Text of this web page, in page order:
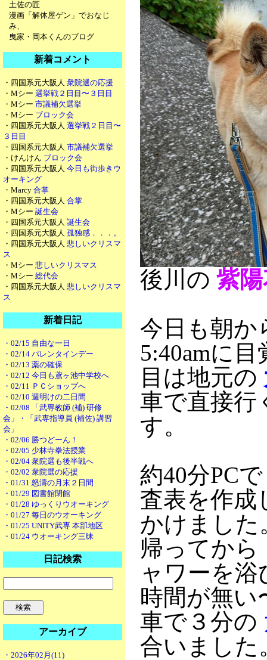
土佐の匠
漫画「解体屋ゲン」でおなじ
み、
曳家・岡本くんのブログ
新着コメント
・四国系元大阪人 衆院選の応援
・Mシー 選挙戦２日目〜３日目
・Mシー 市議補欠選挙
・Mシー ブロック会
・四国系元大阪人 選挙戦２日目〜
３日目
・四国系元大阪人 市議補欠選挙
・けんけん ブロック会
・四国系元大阪人 今日も街歩きウ
オーキング
・Marcy 合掌
・四国系元大阪人 合掌
・Mシー 誕生会
・四国系元大阪人 誕生会
・四国系元大阪人 孤独感．．．。
・四国系元大阪人 悲しいクリスマ
ス
・Mシー 悲しいクリスマス
・Mシー 総代会
・四国系元大阪人 悲しいクリスマ
ス
新着日記
・02/15 自由な一日
・02/14 バレンタインデー
・02/13 薬の確保
・02/12 今日も鳶ヶ池中学校へ
・02/11 ＰＣショップへ
・02/10 週明けの二日間
・02/08 「武専教師 (補) 研修
会」・「武専指導員 (補佐) 講習
会」
・02/06 勝つどーん！
・02/05 少林寺拳法授業
・02/04 衆院選も後半戦へ
・02/02 衆院選の応援
・01/31 怒濤の月末２日間
・01/29 図書館閉館
・01/28 ゆっくりウオーキング
・01/27 毎日のウオーキング
・01/25 UNITY武専 本部地区
・01/24 ウオーキング三昧
日記検索
アーカイブ
・2026年02月(11)
後川の 紫
今日も朝か
5:40amに
目は地元の
車で直接行
す。
約40分PC
査表を作
かけました
帰ってから
ャワーを
時間が無い
車で３分の
合いました